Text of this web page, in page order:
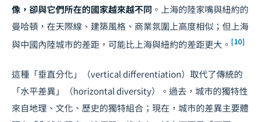
像，卻與它們所在的國家越來越不同 。上海的陸家嘴與紐約的
曼哈頓，在天際線、建築風格、商業氛圍上高度相似；但上海
與中國內陸城市的差距，可能比上海與紐約的差距更大。 [10]
這種「垂直分化」（vertical differentiation）取代了傳統的
「水平差異」（horizontal diversity）。過去，城市的獨特性
來自地理、文化、歷史的獨特組合；現在，城市的差異主要體